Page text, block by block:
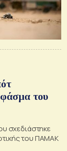
του
σχεδιάστηκε
του ΠΑΜΑΚ